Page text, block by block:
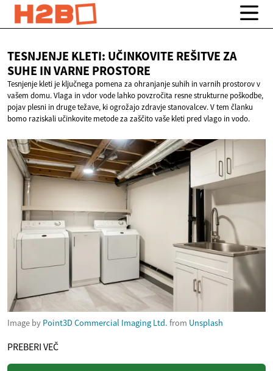
TESNJENJE KLETI: UČINKOVITE REŠITVE ZA
SUHE INVARNE PROSTORE
Tesnjenje kleti je ključnega pomena za ohranjanje suhih in varnih prostorov v
vašem domu. Vlaga in vdor vode lahko povzročita resne strukturne poškodbe,
pojav plesni in druge težave, ki ogrožajo zdravje stanovalcev. V tem članku
bomo raziskali učinkovite metode za zaščito vaše kleti pred vlago in vodo.
Image by Point3D Commercial Imaging Ltd. from Unsplash
PREBERI VEČ